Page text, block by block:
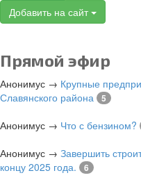
Добавить на сайт
Прямой эфир
Анонимус → Крупные
Славянского района
5
Анонимус → Что с бензином?
Анонимус → Завершить
концу 2025 года.
6